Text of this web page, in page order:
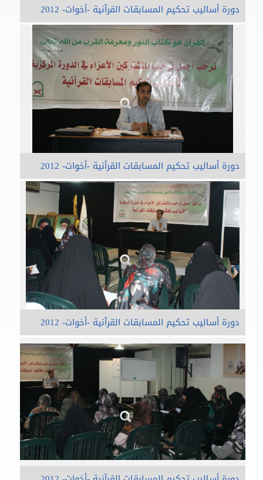
دورة أساليب تحكيم المسابقات القرآنية -أخوات- 2012
دورة أساليب تحكيم المسابقات القرآنية -أخوات- 2012
دورة أساليب تحكيم المسابقات القرآنية -أخوات- 2012